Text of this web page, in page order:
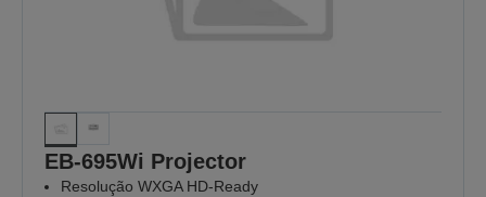
EB-695Wi Projector
Resolução WXGA HD-Ready